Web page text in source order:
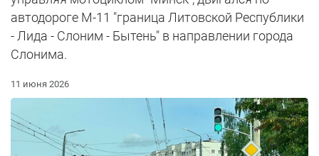
автодороге М-11 "граница Литовской Республики
- Лида - Слоним - Бытень" в направлении города
Слонима.
11 июня 2026